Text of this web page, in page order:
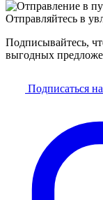
Отправляйтесь в
Подписывайтесь,
выгодных
Подписаться